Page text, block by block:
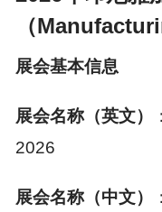
（
展会基本信息
展会名称（英文）
2026
展会名称（中文）